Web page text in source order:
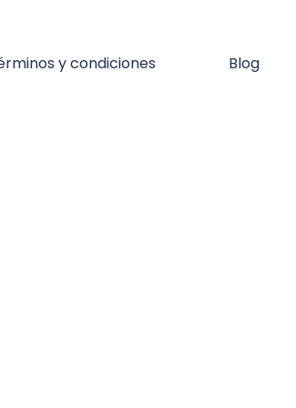
y condiciones Blog